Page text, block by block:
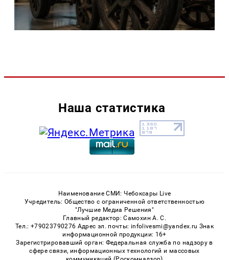
Наша статистика
Наименование СМИ: Чебоксары Live
Учредитель: Общество с ограниченной ответственностью
"Лучшие Медиа Решения"
Главный редактор: Самохин А. С.
Тел.: +79023790276 Адрес эл. почты: infolivesmi@yandex.ru Знак
информационной продукции: 16+
Зарегистрировавший орган: Федеральная служба по надзору в
сфере связи, информационных технологий и массовых